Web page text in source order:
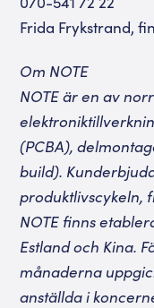
Frida Frykstrand,
Om NOTE
NOTE är en av
(PCBA),
build).
produktlivscykeln,
NOTE finns
Estland och Kina.
månaderna
anställda i